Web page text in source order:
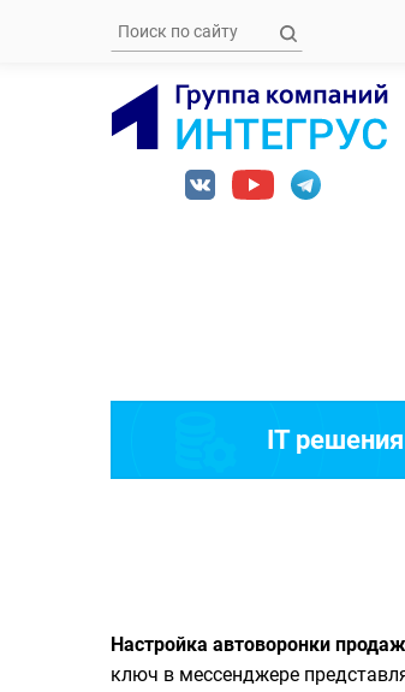
IT решения
Настройка автоворонки
ключ в мессенджере